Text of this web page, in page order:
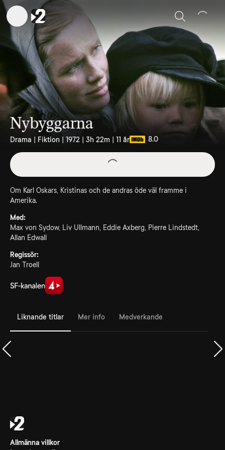
Sök
Nybyggarna
Drama | Fiktion | 1972 | 3h 22m | 11 år 8.0
Om Karl Oskars, Kristinas och de andras öde väl framme i
Amerika.
Med:
Max von Sydow, Liv Ullmann, Eddie Axberg, Pierre Lindstedt,
Allan Edwall
Regissör:
Jan Troell
Liknande titlar Mer info Medverkande
Allmänna villkor